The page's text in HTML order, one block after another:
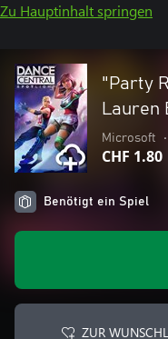
Zu Hauptinhalt springen
"Party
Lauren
Microsoft •
CHF 1.80
Benötigt ein Spiel
ZUR